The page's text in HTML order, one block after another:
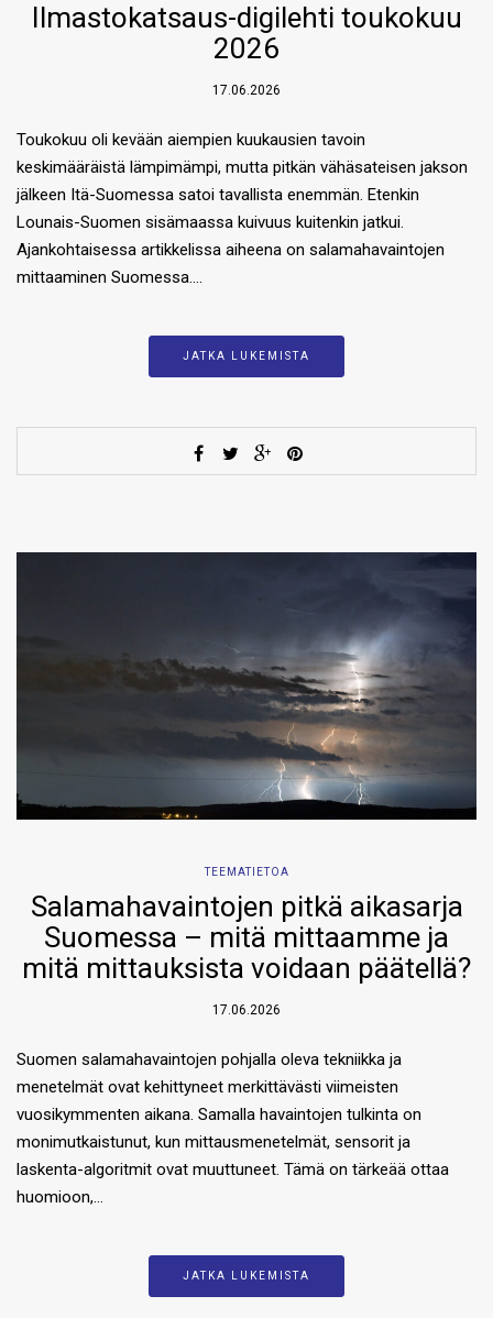
Ilmastokatsaus-digilehti toukokuu
2026
17.06.2026
Toukokuu oli kevään aiempien kuukausien tavoin
keskimääräistä lämpimämpi, mutta pitkän vähäsateisen jakson
jälkeen Itä-Suomessa satoi tavallista enemmän. Etenkin
Lounais-Suomen sisämaassa kuivuus kuitenkin jatkui.
Ajankohtaisessa artikkelissa aiheena on salamahavaintojen
mittaaminen Suomessa….
JATKA LUKEMISTA
TEEMATIETOA
Salamahavaintojen pitkä aikasarja
Suomessa – mitä mittaamme ja
mitä mittauksista voidaan päätellä?
17.06.2026
Suomen salamahavaintojen pohjalla oleva tekniikka ja
menetelmät ovat kehittyneet merkittävästi viimeisten
vuosikymmenten aikana. Samalla havaintojen tulkinta on
monimutkaistunut, kun mittausmenetelmät, sensorit ja
laskenta-algoritmit ovat muuttuneet. Tämä on tärkeää ottaa
huomioon,…
JATKA LUKEMISTA